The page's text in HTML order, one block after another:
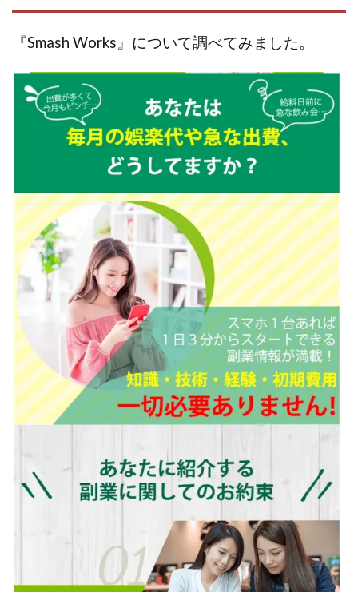
『Smash Works』について調べてみました。
株式会社ライズ
株式会社キャッツ
株式会社お友達企画
株式会社ラブアンドピース
株式会社Ubiquitous Solution
株式会社Uスクウェア
株式会社Works Agency
株式会社WorksAgency
株式会社X-style
株式会社YASAKA
株式会社アート
株式会社アイコン
株式会社アイラボ
株式会社アオヤマ
株式会社オリジナル
株式会社アクト
株式会社アシスト
株式会社アシスト・クローバー
株式会社アスク
株式会社アドバンス
株式会社イージー
株式会社インター
株式会社インラージ
株式会社エキスパート
株式会社オーシャン・ファーム
株式会社オタケン
株式会社ラット
株式会社リテラシー
特別副業助成金 夢実現キャンペーン
清原達郎
沖中純一 河村一志
河野真美
波乗りジョニー
波乗り波動論
浅野夕美
浜田雄介
海外運営
深原祥太
渡辺佳織 湯浅 和弘
滝沢賢治
濵田雄介
片山恵美子
物販/せどり/転売
物販ONE(miraise)
池本 慎一
江上 一機
株式会社リンクス
椿梨沙
株式会社ワーク